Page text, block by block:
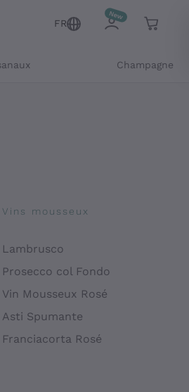
FR
Champagne
Vins mousseux
Lambrusco
Prosecco col Fondo
Vin Mousseux Rosé
Asti Spumante
Franciacorta Rosé
offres personnalisées